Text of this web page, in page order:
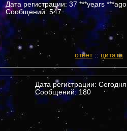
Дата регистрации: 37 ***years ***ago
Сообщений: 547
ответ::цитата
Дата регистрации: Сегодня
Сообщений: 180